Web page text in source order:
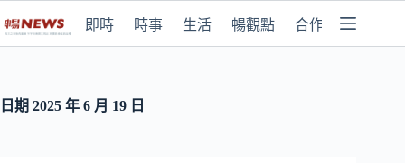
即時 時事 生活 暢觀點 合作媒體
日期 2025 年 6 月 19 日